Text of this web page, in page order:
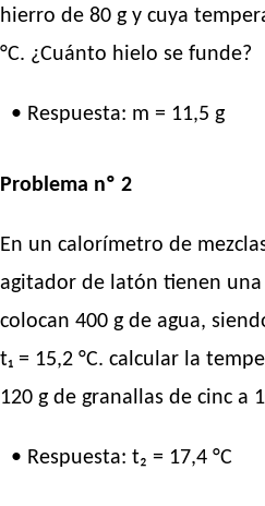
hierro de 80 g y cuya
°C. ¿Cuánto hielo se funde?
• Respuesta: m = 11,5 g
Problema nº 2
En un calorímetro de
agitador de latón tienen una
colocan 400 g de agua,
t₁ = 15,2 °C. calcular la
120 g de granallas de cinc a
• Respuesta: t₂ = 17,4 °C